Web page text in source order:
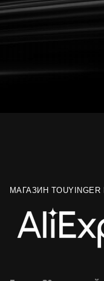
МАГАЗИН TOUYINGER